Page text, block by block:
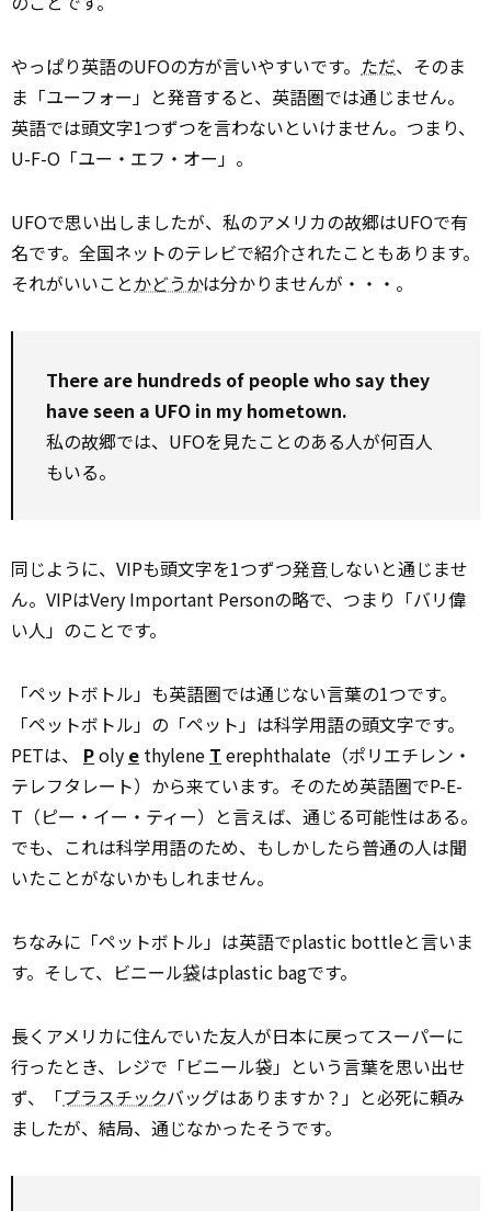
やっぱり英語のUFOの方が言いやすいです。 ただ、そのま
ま「ユーフォー」と発音すると、英語圏では通じません。
英語では頭文字1つずつを言わないといけません。つまり、
U-F-O「ユー・エフ・オー」。
UFOで思い出しましたが、私のアメリカの故郷はUFOで有
名です。全国ネットのテレビで紹介されたこともあります。
それがいいことかどうかは分かりませんが・・・。
There are hundreds of people who say they
have seen a UFO in my hometown.
私の故郷では、UFOを見たことのある人が何百人
もいる。
同じように、VIPも頭文字を1つずつ発音しないと通じませ
ん。VIPはVery Important Personの略で、つまり「バリ偉
い人」のことです。
「ペットボトル」も英語圏では通じない言葉の1つです。
「ペットボトル」の「ペット」は科学用語の頭文字です。
PETは、 Poly e thylene T erephthalate（ポリエチレン・
テレフタレート）から来ています。そのため英語圏でP-E-
T（ピー・イー・ティー）と言えば、通じる可能性はある。
でも、これは科学用語のため、もしかしたら普通の人は聞
いたことがないかもしれません。
ちなみに「ペットボトル」は英語でplastic bottleと言いま
す。そして、ビニール袋はplastic bagです。
長くアメリカに住んでいた友人が日本に戻ってスーパーに
行ったとき、レジで「ビニール袋」という言葉を思い出せ
ず、「プラスチックバッグはありますか？」と必死に頼み
ましたが、結局、通じなかったそうです。